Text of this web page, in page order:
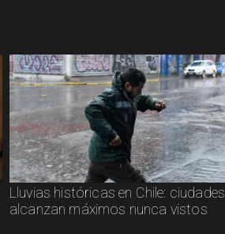
Lluvias históricas en Chile: ciudades
alcanzan máximos nunca vistos